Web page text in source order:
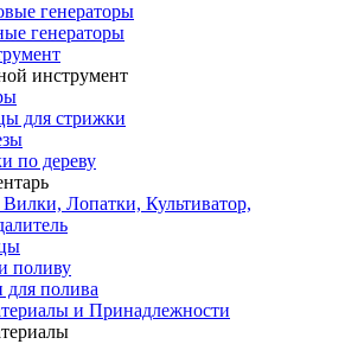
генераторы
генераторы
инструмент
для стрижки
по дереву
Вилки, Лопатки, Культиватор,
поливу
полива
и Принадлежности